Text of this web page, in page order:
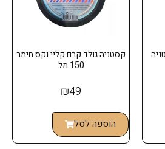
קסטניה
קסטניה גולד קרם קליי וקס חימר
150 מל
₪49
הוספה לסל